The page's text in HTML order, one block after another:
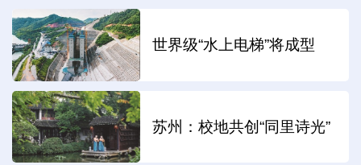
世界级“水上电梯”将成型
苏州：校地共创“同里诗光”